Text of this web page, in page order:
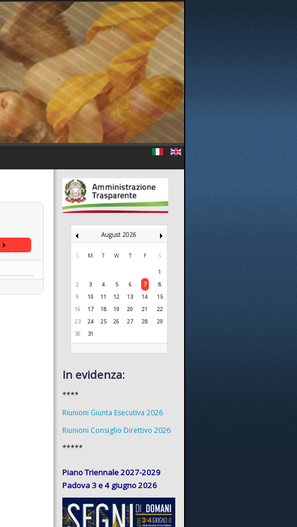
August 2026
S M T W T F S
1
2
3 4 5 6 7
8
9
10 11 12 13 14
15
16
17 18 19 20 21
22
23
24 25 26 27 28
29
30
31
In evidenza:
****
Riunioni Giunta Esecutiva 2026
Riunioni Consiglio Direttivo 2026
*****
Piano Triennale 2027-2029
Padova 3 e 4 giugno 2026